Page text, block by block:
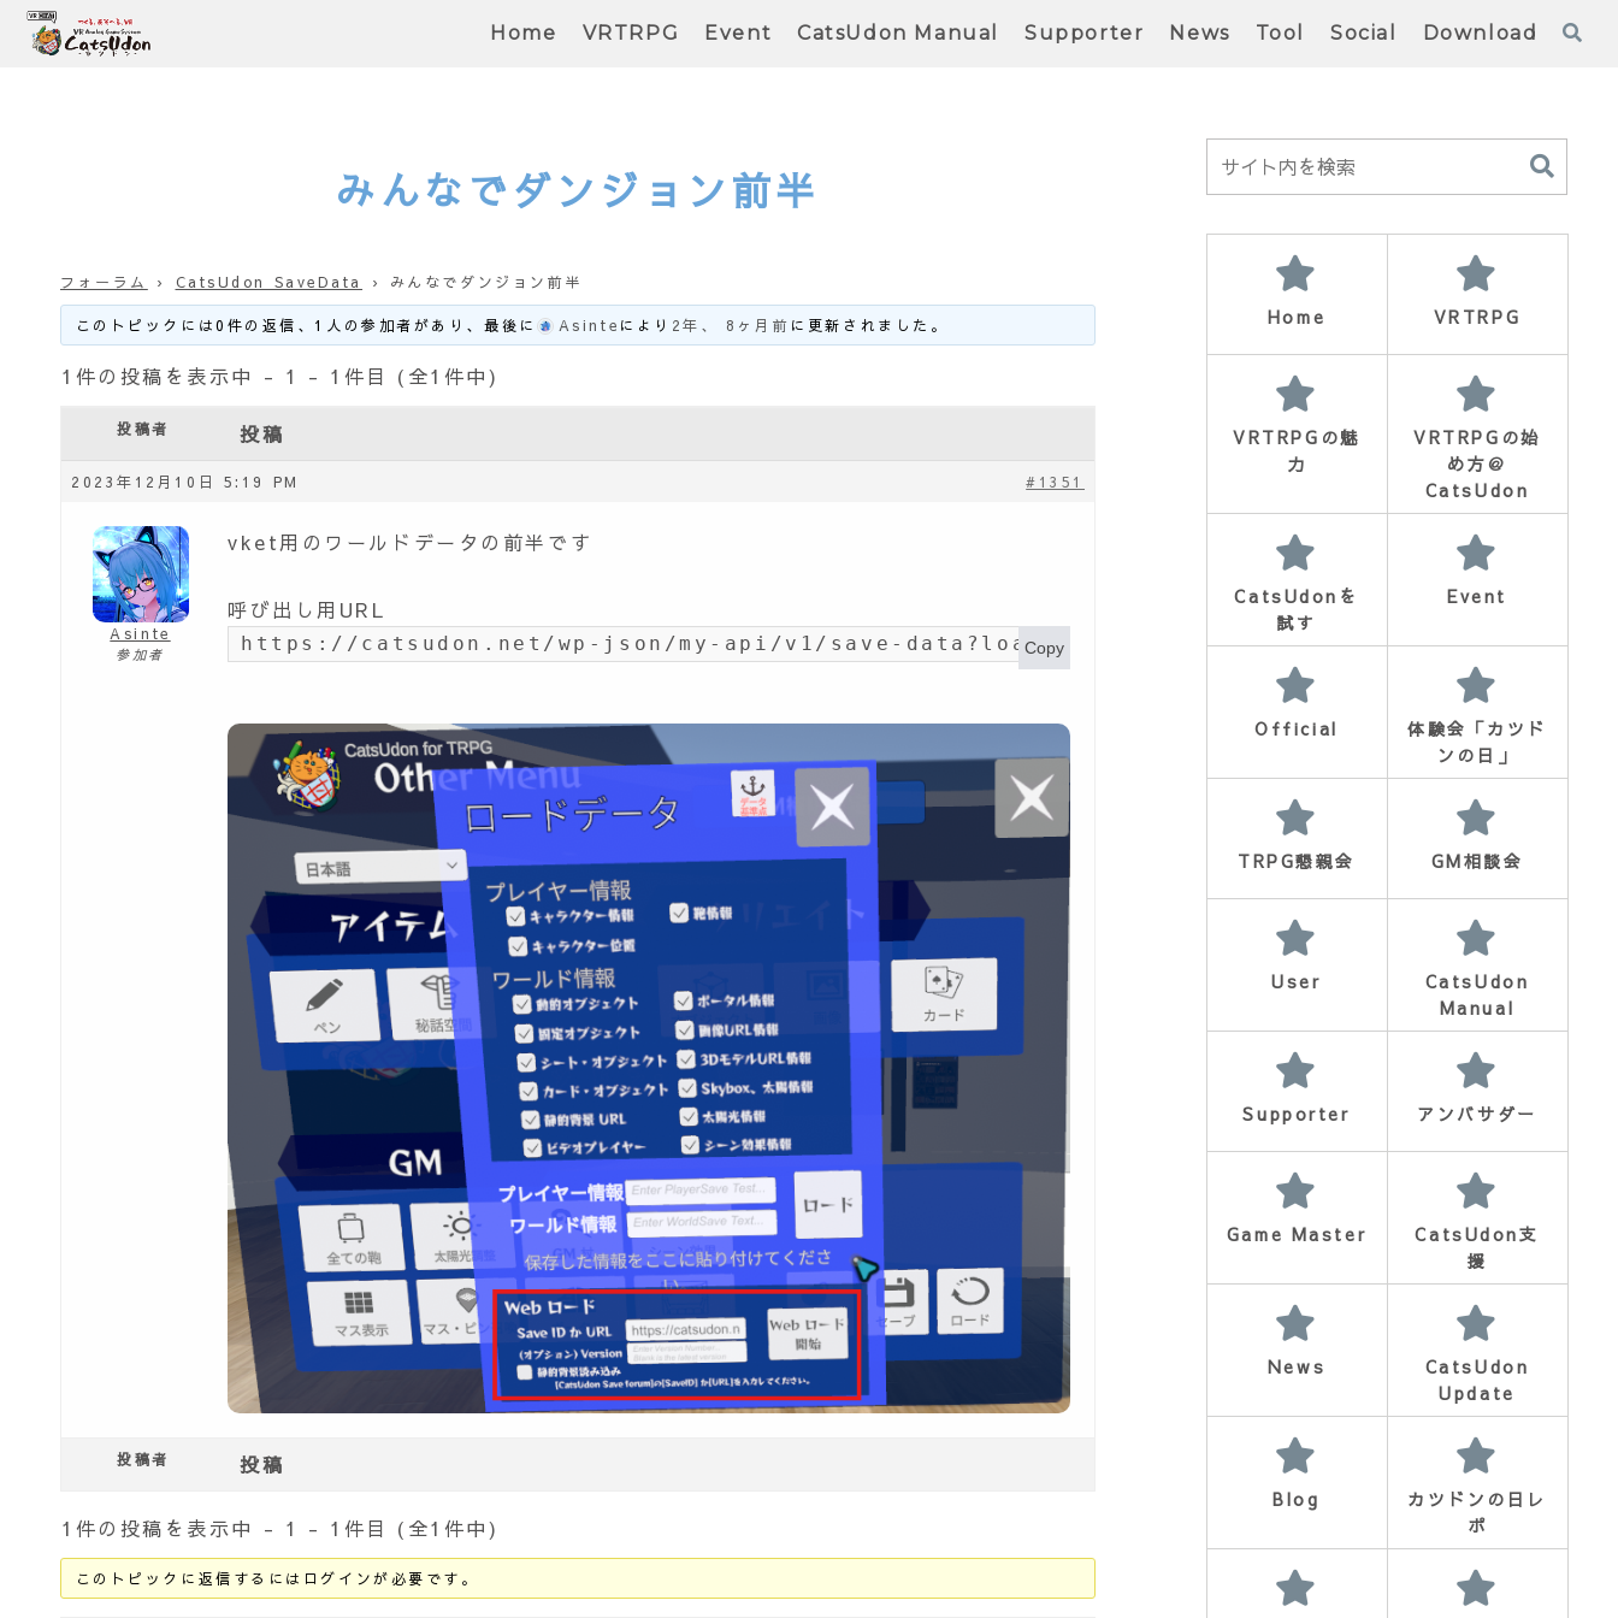
Home VRTRPG Event CatsUdon Manual Supporter News Tool Social Download
みんなでダンジョン前半
フォーラム › CatsUdon SaveData › みんなでダンジョン前半
このトピックには0件の返信、1人の参加者があり、最後に Asinte により 2年、 8ヶ月前 に更新されました。
1件の投稿を表示中 - 1 - 1件目 (全1件中)
投稿者 投稿
2023年12月10日 5:19 PM #1351
Asinte
参加者
vket用のワールドデータの前半です
呼び出し用URL
https://catsudon.net/wp-json/my-api/v1/save-data?load_id=1351
Copy
投稿者 投稿
1件の投稿を表示中 - 1 - 1件目 (全1件中)
このトピックに返信するにはログインが必要です。
Home VRTRPG
VRTRPGの魅
力
VRTRPGの始
め方＠
CatsUdon
CatsUdonを
試す
Event
Official
体験会「カツド
ンの日」
TRPG懇親会 GM相談会
User
CatsUdon
Manual
Supporter アンバサダー
Game Master
CatsUdon支
援
News
CatsUdon
Update
Blog
カツドンの日レ
ポ